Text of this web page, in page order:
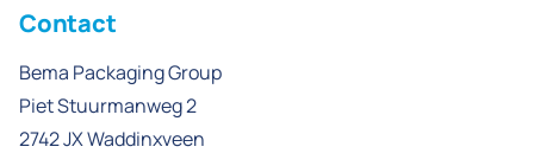
Contact
Bema Packaging Group
Piet Stuurmanweg 2
2742 JX Waddinxveen